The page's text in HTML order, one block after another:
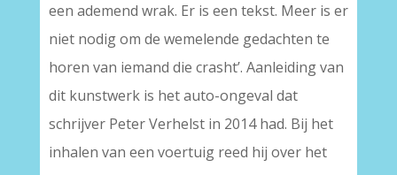
een ademend wrak. Er is een tekst. Meer is er
niet nodig om de wemelende gedachten te
horen van iemand die crasht’. Aanleiding van
dit kunstwerk is het auto-ongeval dat
schrijver Peter Verhelst in 2014 had. Bij het
inhalen van een voertuig reed hij over het